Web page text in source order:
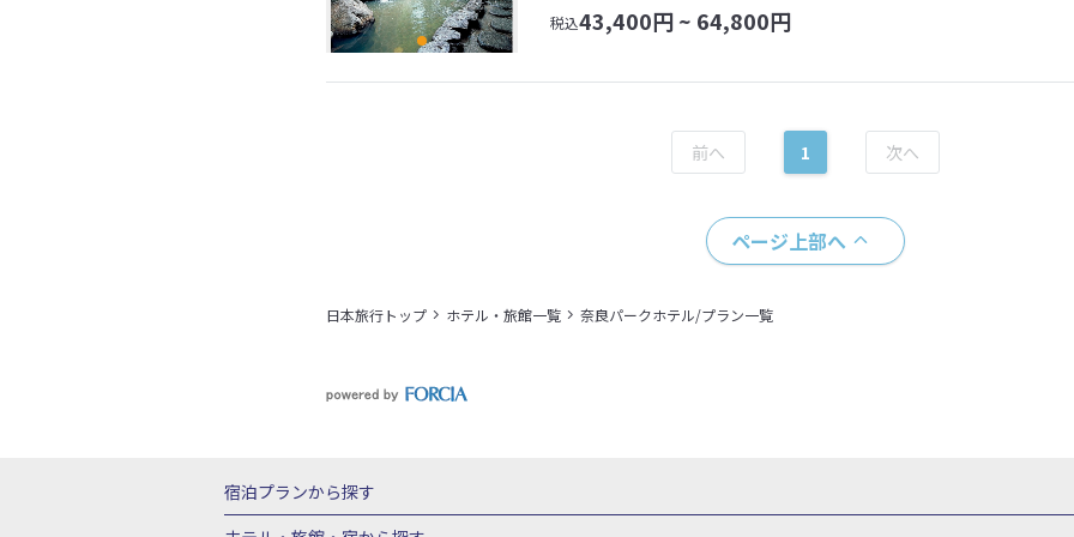
税込43,400円 ~ 64,800円
1
ページ上部へ
日本旅行トップ ホテル・旅館一覧 奈良パークホテル/プラン一覧
宿泊プランから探す
北海道
東北 青森県